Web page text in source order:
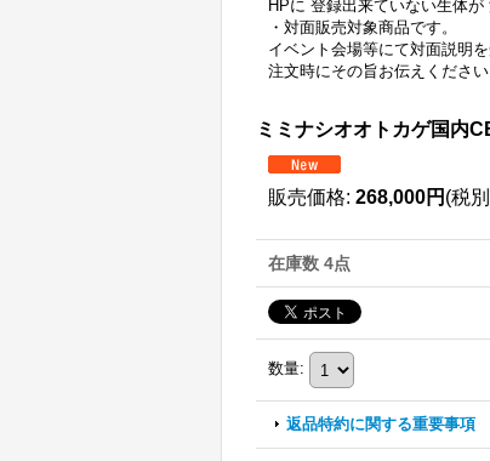
HPに 登録出来ていない生体が
・対面販売対象商品です。
イベント会場等にて対面説明
注文時にその旨お伝えください
ミミナシオオトカゲ国内
販売価格: 268,000円 (税
在庫数 4点
数量:
返品特約に関する重要事項